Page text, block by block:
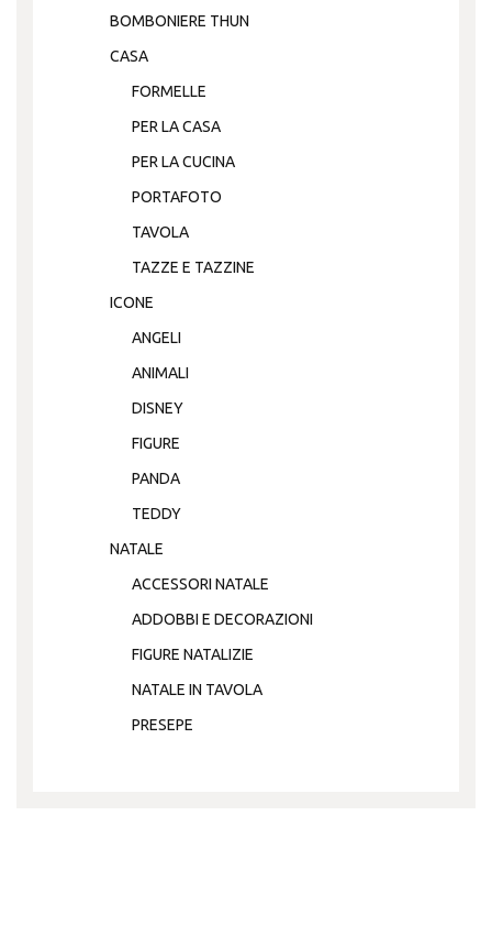
BOMBONIERE THUN
CASA
FORMELLE
PER LA CASA
PER LA CUCINA
PORTAFOTO
TAVOLA
TAZZE E TAZZINE
ICONE
ANGELI
ANIMALI
DISNEY
FIGURE
PANDA
TEDDY
NATALE
ACCESSORI NATALE
ADDOBBI E DECORAZIONI
FIGURE NATALIZIE
NATALE IN TAVOLA
PRESEPE